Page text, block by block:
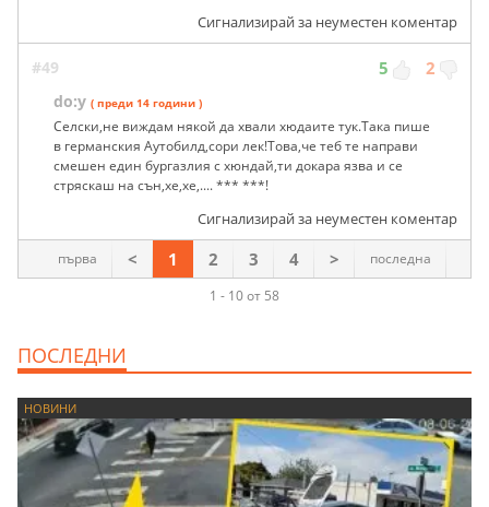
Сигнализирай за неуместен коментар
#49 5 2
do:y ( преди 14 години )
Селски,не виждам някой да хвали хюдаите тук.Така пише
в германския Аутобилд,сори лек!Това,че теб те направи
смешен един бургазлия с хюндай,ти докара язва и се
стряскаш на сън,хе,хе,.... *** ***!
Сигнализирай за неуместен коментар
1 - 10 от 58
първа < 1 2 3 4 > последна
ПОСЛЕДНИ
НОВИНИ